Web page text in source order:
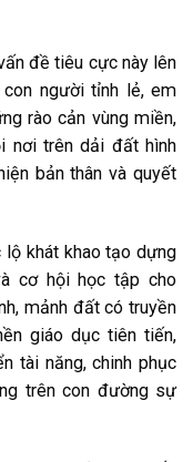
đề tiêu cực này lên
người tỉnh lẻ, em
rào cản vùng miền,
nơi trên dải đất hình
bản thân và quyết
lộ khát khao tạo dựng
cơ hội học tập cho
mảnh đất có truyền
giáo dục tiên tiến,
tài năng, chinh phục
trên con đường sự